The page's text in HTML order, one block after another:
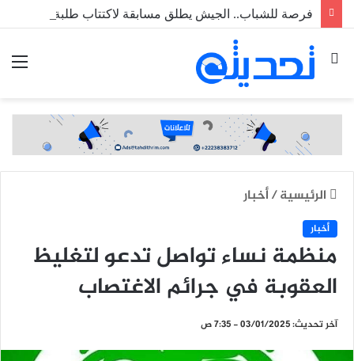
بحث
عن
الرئيسية/أخبار
أخبار
منظمة نساء تواصل تدعو لتغليظ
العقوبة في جرائم الاغتصاب
آخر تحديث: 03/01/2025 - 7:35 ص